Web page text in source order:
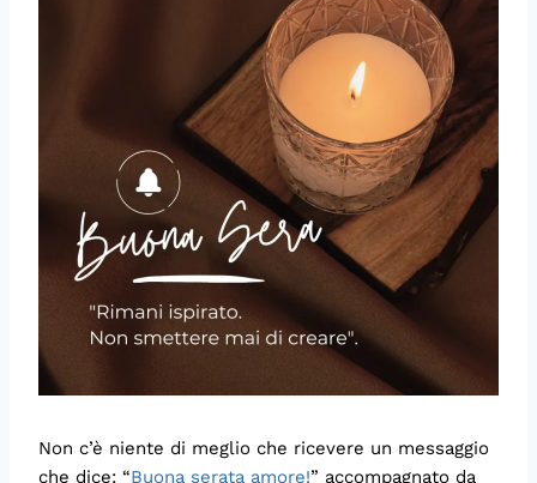
Non c’è niente di meglio che ricevere un messaggio
che dice: “Buona serata amore!” accompagnato da